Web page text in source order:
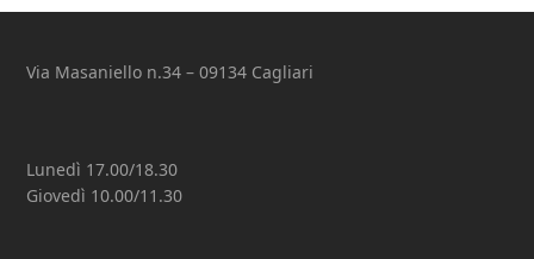
Via Masaniello n.34 – 09134 Cagliari
Lunedì 17.00/18.30
Giovedì 10.00/11.30